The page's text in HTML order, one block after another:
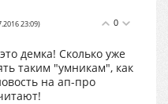
0
23:09)
демка! Сколько уже
таким "умникам", как
на ап-про